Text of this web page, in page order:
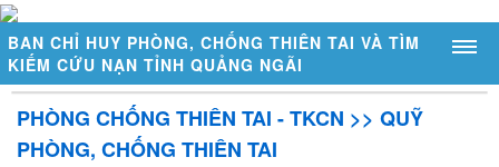
BAN CHỈ HUY PHÒNG, CHỐNG THIÊN TAI VÀ TÌM
KIẾM CỨU NẠN TỈNH QUẢNG NGÃI
GIỚI THIỆU
PHÒNG CHỐNG THIÊN TAI - TKCN >> QUỸ
PHÒNG, CHỐNG THIÊN TAI